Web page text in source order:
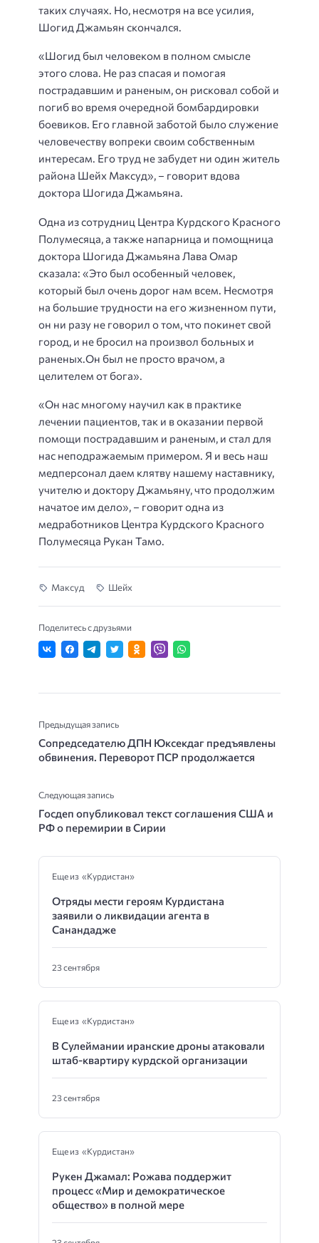
таких случаях. Но, несмотря на всеусилия,
Шогид Джамьян скончался.
«Шогид был человеком в полном смысле
этого слова. Не раз спасая и помогая
пострадавшим и раненым, он рисковал собой и
погиб во время очередной бомбардировки
боевиков. Его главной заботой было служение
человечеству вопреки своим собственным
интересам. Его труд не забудет ни один житель
района Шейх Максуд», – говорит вдова
доктора Шогида Джамьяна.
Одна из сотрудниц Центра Курдского Красного
Полумесяца, а также напарница и помощница
доктора Шогида Джамьяна Лава Омар
сказала: «Это был особенный человек,
который был очень дорог нам всем. Несмотря
на большие трудности на его жизненном пути,
он ни разу не говорил о том, что покинет свой
город, и не бросил на произвол больных и
раненых.Он был не просто врачом, а
целителем от бога».
«Он нас многому научил как в практике
лечении пациентов, так и в оказании первой
помощи пострадавшим и раненым, и стал для
нас неподражаемым примером. Я и весь наш
медперсонал даем клятву нашему наставнику,
учителю и доктору Джамьяну,что продолжим
начатое им дело», – говорит одна из
медработников Центра Курдского Красного
Полумесяца Рукан Тамо.
Максуд Шейх
Поделитесь с друзьями
Предыдущая запись
Сопредседателю ДПН Юксекдаг предъявлены
обвинения. Переворот ПСР продолжается
Следующая запись
Госдеп опубликовал текст соглашения США и
РФ о перемирии в Сирии
Еще из «Курдистан»
Отряды мести героям Курдистана
заявили о ликвидации агента в
Санандадже
23 сентября
Еще из «Курдистан»
В Сулеймании иранские дроны атаковали
штаб-квартиру курдской организации
23 сентября
Еще из «Курдистан»
Рукен Джамал: Рожава поддержит
процесс «Мир и демократическое
общество» в полной мере